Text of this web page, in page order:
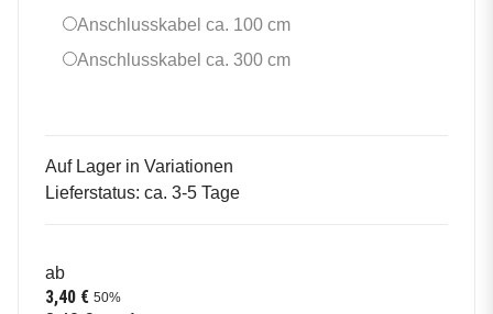
Anschlusskabel ca. 100 cmAnschlusskabel ca. 100
Anschlusskabel ca. 300 cmAnschlusskabel ca. 300
Auf Lager in Variationen
Lieferstatus: ca. 3-5 Tage
ab
3,40 € 50%